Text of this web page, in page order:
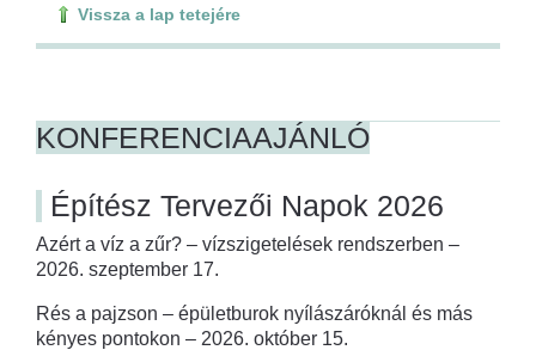
Vissza a lap tetejére
KONFERENCIAAJÁNLÓ
Építész Tervezői Napok 2026
Azért a víz a zűr? – vízszigetelések rendszerben –
2026. szeptember 17.
Rés a pajzson – épületburok nyílászáróknál és más
kényes pontokon – 2026. október 15.